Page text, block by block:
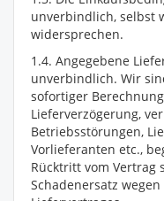
unverbindlich, selbst
widersprechen.
1.4. Angegebene
unverbindlich. Wir
sofortiger
Lieferverzögerung,
Betriebsstörungen,
Vorlieferanten etc.,
Rücktritt vom Vertrag
Schadenersatz